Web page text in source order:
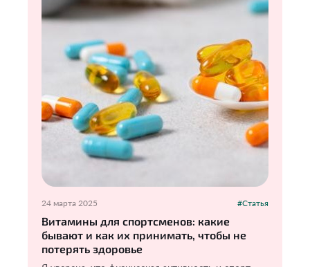
24 марта 2025 #Статья
Витамины для спортсменов: какие
бывают и как их принимать, чтобы не
потерять здоровье